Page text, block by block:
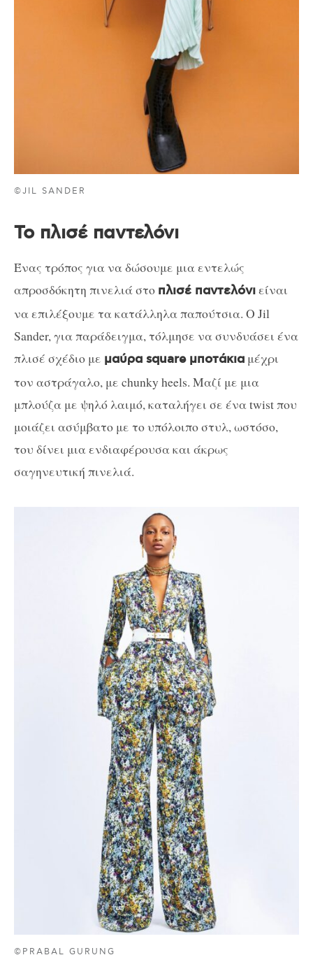
©JIL SANDER
To πλισέ παντελόνι
Ένας τρόπος για να δώσουμε μια εντελώς
απροσδόκητη πινελιά στο πλισέ παντελόνιείναι
να επιλέξουμε τα κατάλληλα παπούτσια. Ο Jil
Sander, για παράδειγμα, τόλμησε να συνδυάσει ένα
πλισέ σχέδιο με μαύρα square μποτάκια μέχρι
τον αστράγαλο, με chunky heels. Μαζί με μια
μπλούζα με ψηλό λαιμό, καταλήγει σε ένα twist που
μοιάζει ασύμβατο με το υπόλοιπο στυλ, ωστόσο,
του δίνει μια ενδιαφέρουσα και άκρως
σαγηνευτική πινελιά.
©PRABAL GURUNG